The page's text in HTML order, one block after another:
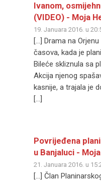
Ivanom,
(VIDEO) - Moja
19. Januara 2016. u
[…] Drama na
časova, kada je
Bileće skliznula sa
Akcija njenog
kasnije, a trajala je
[…]
Povrijeđena
u Banjaluci -
21. Januara 2016. u
[…] Član